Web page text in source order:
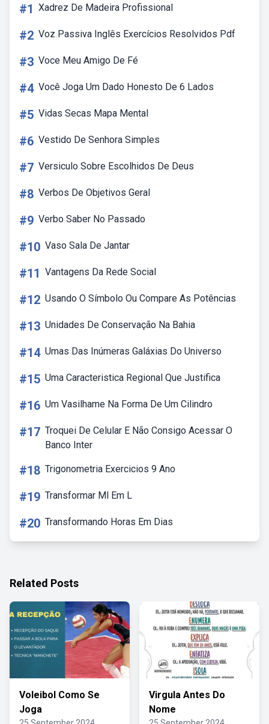
#1 Xadrez De Madeira Profissional
#2 Voz Passiva Inglês Exercícios Resolvidos Pdf
#3 Voce Meu Amigo De Fé
#4 Você Joga Um Dado Honesto De 6 Lados
#5 Vidas Secas Mapa Mental
#6 Vestido De Senhora Simples
#7 Versiculo Sobre Escolhidos De Deus
#8 Verbos De Objetivos Geral
#9 Verbo Saber No Passado
#10 Vaso Sala De Jantar
#11 Vantagens Da Rede Social
#12 Usando O Símbolo Ou Compare As Potências
#13 Unidades De Conservação Na Bahia
#14 Umas Das Inúmeras Galáxias Do Universo
#15 Uma Caracteristica Regional Que Justifica
#16 Um Vasilhame Na Forma De Um Cilindro
#17 Troquei De Celular E Não Consigo Acessar O
Banco Inter
#18 Trigonometria Exercicios 9 Ano
#19 Transformar Ml Em L
#20 Transformando Horas Em Dias
Related Posts
Voleibol Como Se
Joga
Virgula Antes Do
Nome